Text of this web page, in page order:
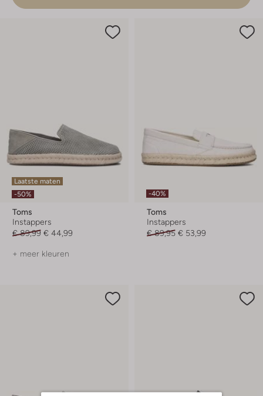
Laatste maten
-50%
Toms
Instappers
€ 89,99 € 44,99
+ meer kleuren
-40%
Toms
Instappers
€ 89,95 € 53,99